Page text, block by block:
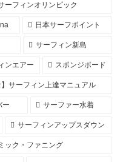
ーフィンオリンピック
日本サーフポイント
サーフィン新島
ンエアー スポンジボード
】サーフィン上達マニュアル
ー サーファー水着
サーフィンアップスダウン
ミック・ファニング